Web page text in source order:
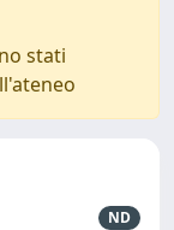
stati
ND